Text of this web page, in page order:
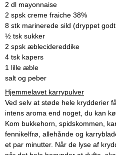
2 dl mayonnaise
2 spsk creme fraiche 38%
8 stk marinerede sild (dryppet
½ tsk sukker
2 spsk æblecidereddike
4 tsk kapers
1 lille æble
salt og peber
Hjemmelavet karrypulver
Ved selv at støde hele krydderier
intens aroma end noget, du kan
Kom bukkehorn, spidskommen,
fennikelfrø, allehånde og
et par minutter. Når de lyse af